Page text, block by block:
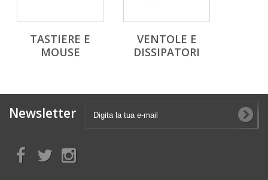
TASTIERE E
MOUSE
VENTOLE E
DISSIPATORI
Newsletter